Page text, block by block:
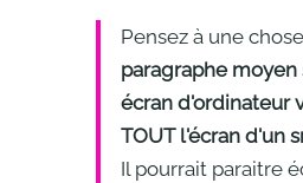
Pensez à une
paragraphe moyen
écran d'ordinateur
TOUT l'écran d'un
Il pourrait paraitre